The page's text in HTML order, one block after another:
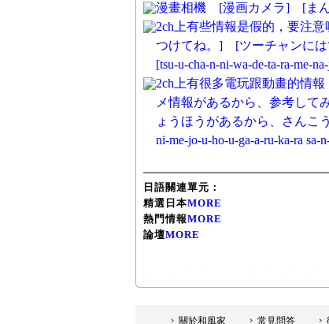
漫畫相機 [漫画カメラ] [まん
2ch上有些情報是假的，要注
つけてね。] [ツーチャンに
[tsu-u-cha-n-ni-wa-de-ta-ra-me-
2ch上有很多電玩跟動畫的情
メ情報があるから、参考し
ょうほうがあるから、さんこ
ni-me-jo-u-ho-u-ga-a-ru-ka-ra sa-
日語關連單元：
精選日本MORE
熱門情報MORE
論壇MORE
關於和風家 常見問答